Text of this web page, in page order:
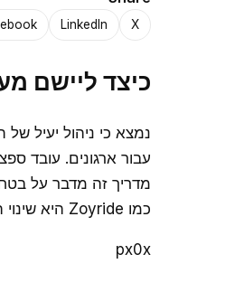
X
LinkedIn
כיצד ליישם
נמצא כי ניהול יעיל של
עבור ארגונים. עובד
מדריך זה מדבר על
כמו Zoyride היא שינוי המשחק
px0x